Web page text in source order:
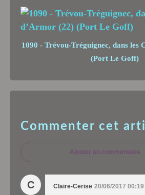
1090 - Trévou-Tréguignec, dans les
(Port Le Goff)
Commenter cet
Ajouter un commentaire
C Claire-Cerise 20/06/2017 00:19